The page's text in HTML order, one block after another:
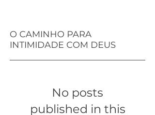
O CAMINHO PARA
INTIMIDADE COM DEUS
No posts
published in this